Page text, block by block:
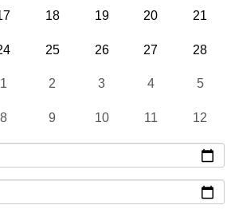
18 19 20 21
25 26 27 28
1 2 3 4 5
8 9 10 11 12